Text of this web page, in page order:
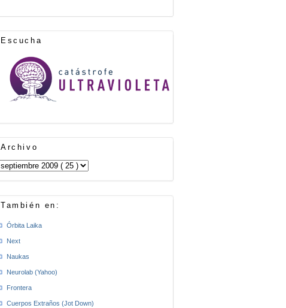
Escucha
Archivo
También en:
Órbita Laika
Next
Naukas
Neurolab (Yahoo)
Frontera
Cuerpos Extraños (Jot Down)